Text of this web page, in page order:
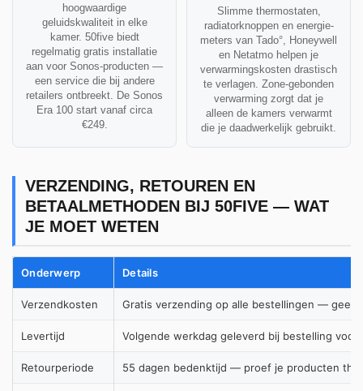
hoogwaardige
geluidskwaliteit in elke
kamer. 50five biedt
regelmatig gratis installatie
aan voor Sonos-producten —
een service die bij andere
retailers ontbreekt. De Sonos
Era 100 start vanaf circa
€249.
Slimme thermostaten,
radiatorknoppen en energie-
meters van Tado°, Honeywell
en Netatmo helpen je
verwarmingskosten drastisch
te verlagen. Zone-gebonden
verwarming zorgt dat je
alleen de kamers verwarmt
die je daadwerkelijk gebruikt.
VERZENDING, RETOUREN EN
BETAALMETHODEN BIJ 50FIVE — WAT
JE MOET WETEN
Onderwerp Details
Verzendkosten Gratis verzending op alle bestellingen — geen
Levertijd Volgende werkdag geleverd bij bestelling voor
Retourperiode 55 dagen bedenktijd — proef je producten